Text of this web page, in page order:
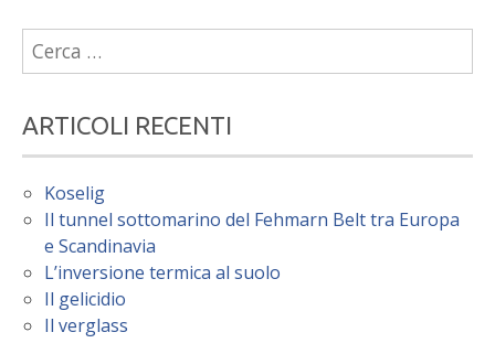
navigation
Ricerca
per:
ARTICOLI RECENTI
Koselig
Il tunnel sottomarino del Fehmarn Belt tra Europa
e Scandinavia
L’inversione termica al suolo
Il gelicidio
Il verglass